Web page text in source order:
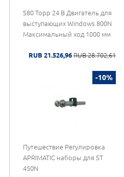
S80 Topp 24 В Двигатель для
выступающих Windows 800N
Максимальный ход 1000 мм
RUB 21.526,96 RUB 28.702,61
-10%
Путешествие Регулировка
APRIMATIC наборы для ST
450N